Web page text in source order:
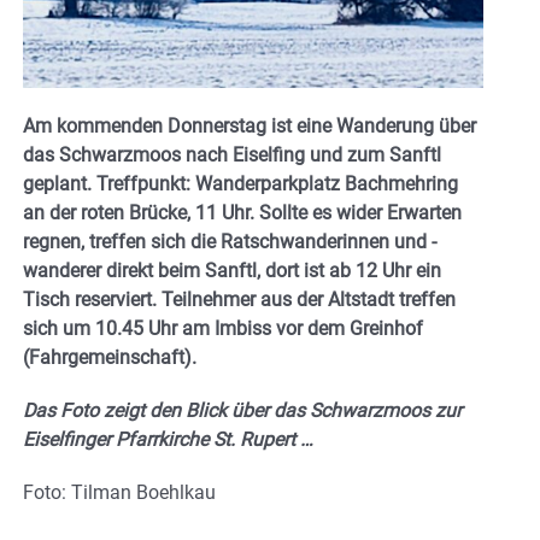
Am kommenden Donnerstag ist eine Wanderung über
das Schwarzmoos nach Eiselfing und zum Sanftl
geplant. Treffpunkt: Wanderparkplatz Bachmehring
an der roten Brücke, 11 Uhr. Sollte es wider Erwarten
regnen, treffen sich die Ratschwanderinnen und -
wanderer direkt beim Sanftl, dort ist ab 12 Uhr ein
Tisch reserviert. Teilnehmer aus der Altstadt treffen
sich um 10.45 Uhr am Imbiss vor dem Greinhof
(Fahrgemeinschaft).
Das Foto zeigt den Blick über das Schwarzmoos zur
Eiselfinger Pfarrkirche St. Rupert …
Foto: Tilman Boehlkau